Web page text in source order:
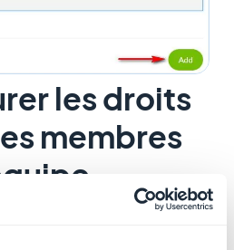
les droits
membres
et